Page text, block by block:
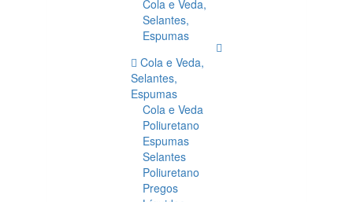
Cola e Veda,
Selantes,
Espumas
Cola e Veda,
Selantes,
Espumas
Cola e Veda
Poliuretano
Espumas
Selantes
Poliuretano
Pregos